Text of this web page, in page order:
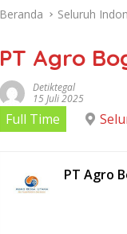
Beranda Seluruh
PT Agro
Detiktegal
15 Juli 2025
Full Time
PT Agro